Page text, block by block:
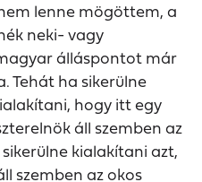
lenne mögöttem, a
neki- vagy
álláspontot már
Tehát ha sikerülne
hogy itt egy
áll szemben az
kialakítani azt,
szemben az okos